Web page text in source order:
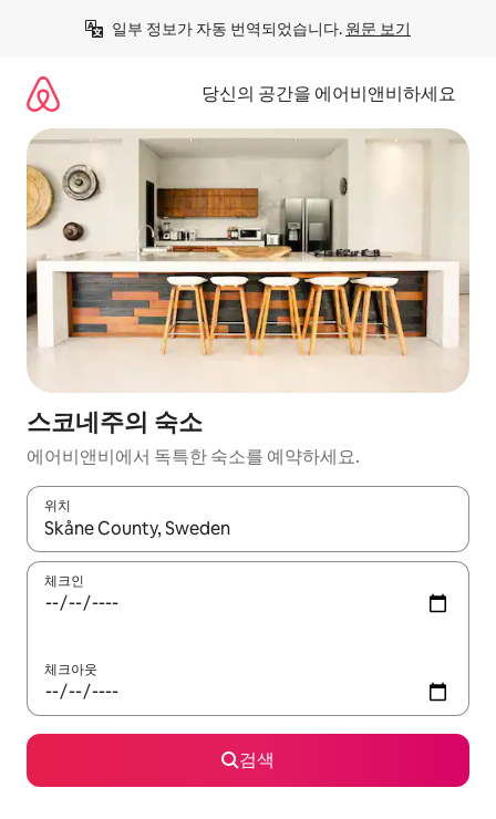
일부 정보가 자동 번역되었습니다. 원문 보기
당신의 공간을 에어비앤비하세요
스코네주의 숙소
에어비앤비에서 독특한 숙소를 예약하세요.
위치
결과가 나오면 위·아래 화살표 키를 사용하거나 터치 또는 스와이
체크인
체크아웃
검색